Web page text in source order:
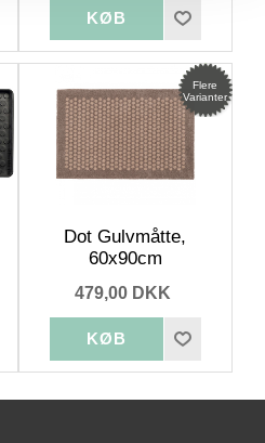
Flere
Varianter
Dot Gulvmåtte,
60x90cm
479,00 DKK